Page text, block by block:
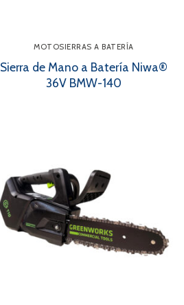
MOTOSIERRAS A BATERÍA
Sierra de Mano a Batería Niwa®
36V BMW-140